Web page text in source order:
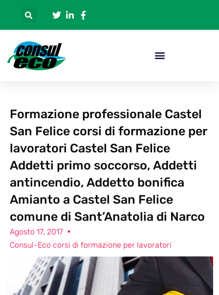
Formazione professionale Castel
San Felice corsi di formazione per
lavoratori Castel San Felice
Addetti primo soccorso, Addetti
antincendio, Addetto bonifica
Amianto a Castel San Felice
comune di Sant’Anatolia di Narco
Agosto 17, 2017
Consul-Eco corsi di formazione per lavoratori